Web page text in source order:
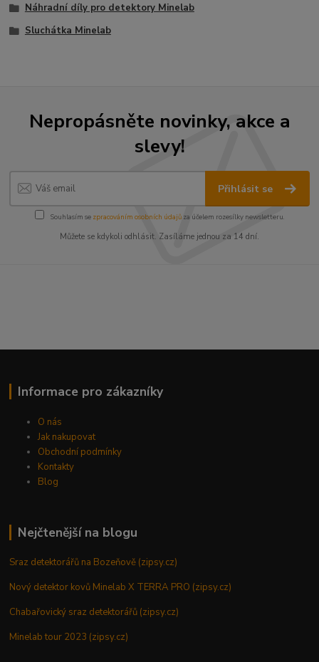
Náhradní díly pro detektory Minelab
Sluchátka Minelab
Nepropásněte novinky, akce a
slevy!
Přihlásit se
Souhlasím se zpracováním osobních údajůza účelem rozesílky newsletteru.
Můžete se kdykoli odhlásit. Zasíláme jednou za 14 dní.
Informace pro zákazníky
O nás
Jak nakupovat
Obchodní podmínky
Kontakty
Blog
Nejčtenější na blogu
Sraz detektorářů na Bozeňově (zipsy.cz)
Nový detektor kovů Minelab X TERRA PRO (zipsy.cz)
Chabařovický sraz detektorářů (zipsy.cz)
Minelab tour 2023 (zipsy.cz)